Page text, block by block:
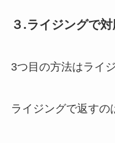
３.ライジングで
3つ目の方法はライ
ライジングで返すの